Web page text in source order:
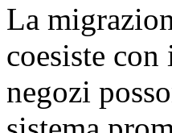
La
coesiste
negozi